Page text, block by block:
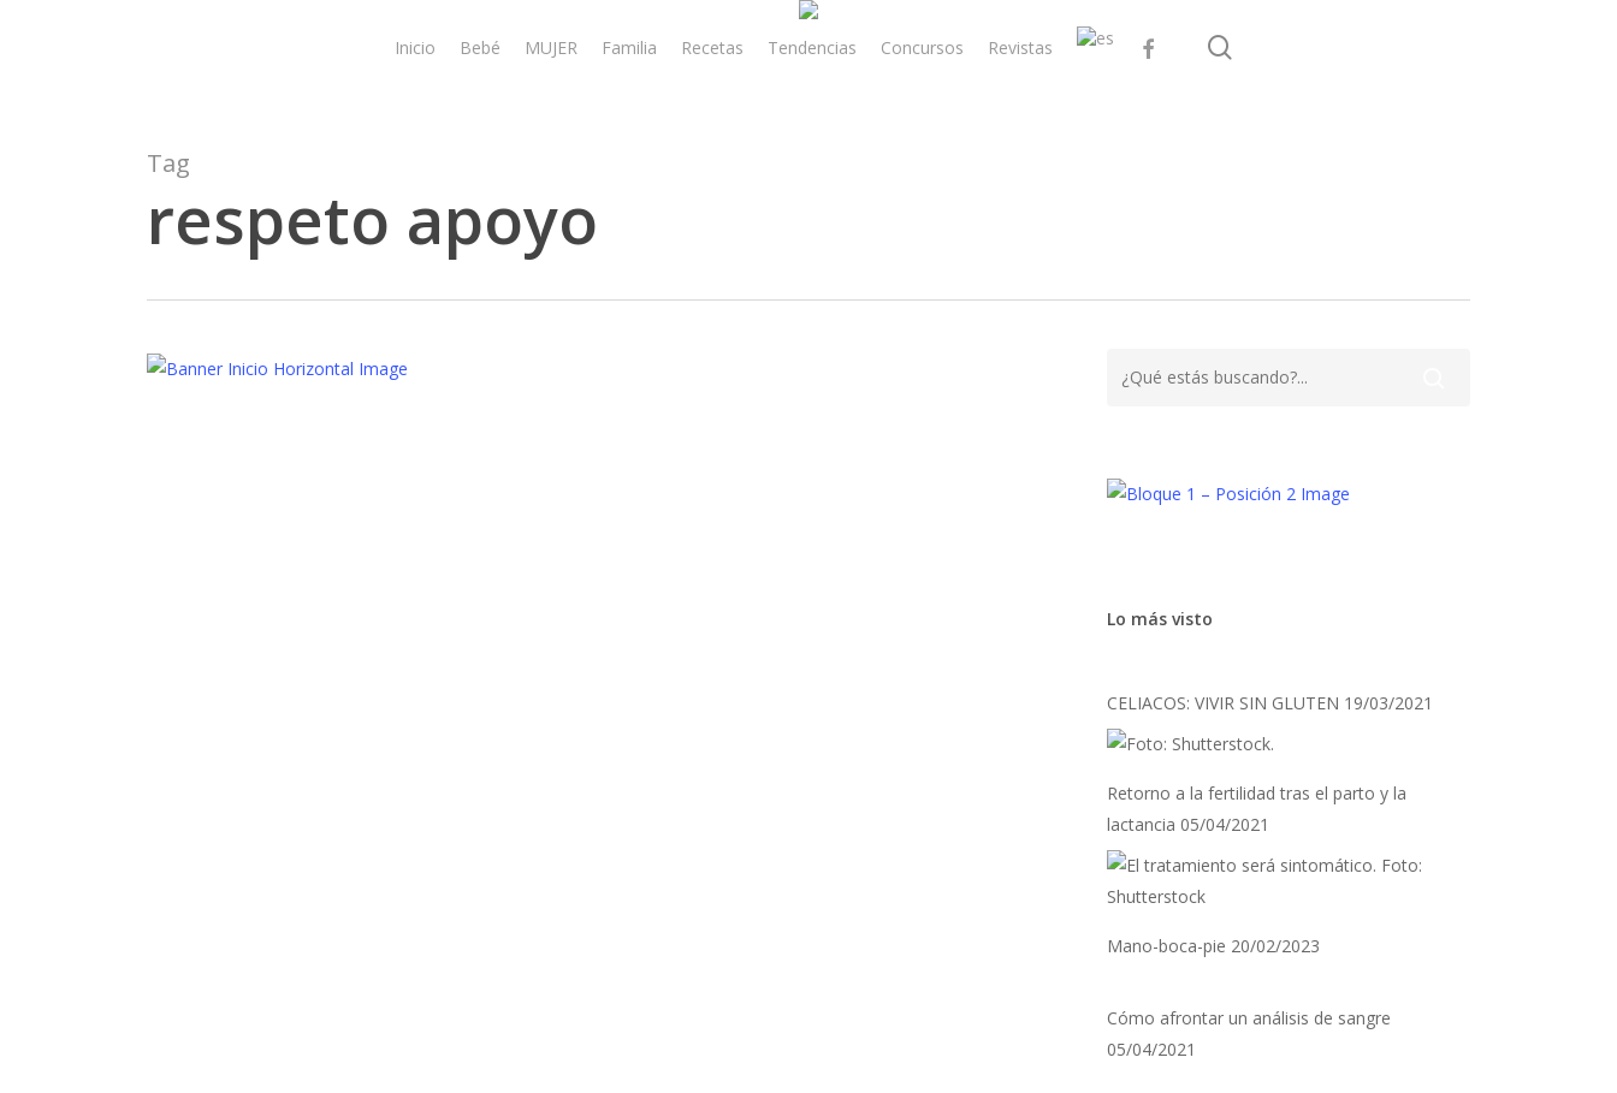
Inicio Bebé MUJER Familia Recetas Tendencias Concursos Revistas facebook
Tag
respeto apoyo
Lo más visto
CELIACOS: VIVIR SIN GLUTEN 19/03/2021
Retorno a la fertilidad tras el parto y la
lactancia 05/04/2021
Mano-boca-pie 20/02/2023
Cómo afrontar un análisis de sangre
05/04/2021